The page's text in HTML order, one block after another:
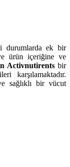
durumlarda ek bir
ürün içeriğine ve
Activnutirentsbir
karşılamaktadır.
sağlıklı bir vücut